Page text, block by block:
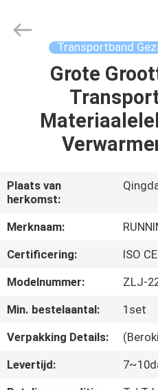
PRODUCTEN
ONS
FABRIEKSREIS
CONTACTEER
ONS
NIEUWS
Machine
CO.,LTD.
Transportband
Grote
Plaats van
herkomst:
Merknaam:
Certificering:
ISO CE
Modelnummer:
ZLJ-
Min. bestelaantal:
1set
Verpakking Details:
Levertijd: